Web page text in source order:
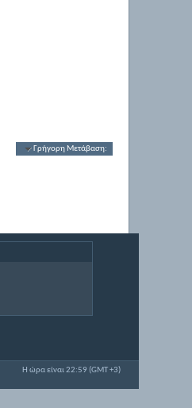
Γρήγορη Μετάβαση:
Η ώρα είναι22:59 (GMT +3)